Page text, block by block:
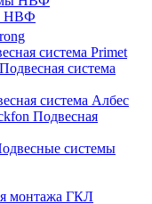
НВФ
система Primet
Подвесная система
система Албес
Подвесная
системы